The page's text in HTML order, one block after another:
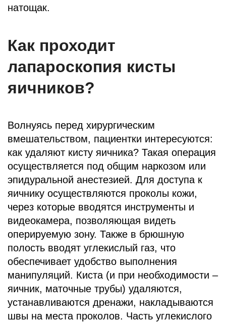
натощак.
Как проходит
лапароскопия кисты
яичников?
Волнуясь перед хирургическим
вмешательством, пациентки интересуются:
как удаляют кисту яичника? Такая операция
осуществляется под общим наркозом или
эпидуральной анестезией. Для доступа к
яичнику осуществляются проколы кожи,
через которые вводятся инструменты и
видеокамера, позволяющая видеть
оперируемую зону. Также в брюшную
полость вводят углекислый газ, что
обеспечивает удобство выполнения
манипуляций. Киста (и при необходимости –
яичник, маточные трубы) удаляются,
устанавливаются дренажи, накладываются
швы на места проколов. Часть углекислого